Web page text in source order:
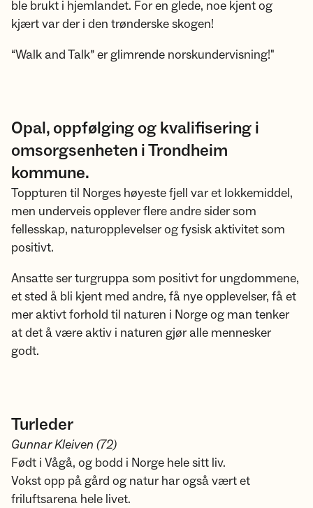
ble brukt i hjemlandet. For en glede, noe kjent og
kjært var der i den trønderske skogen!
“Walk and Talk” er glimrende norskundervisning!"
Opal, oppfølging og kvalifisering i
omsorgsenheten i Trondheim
kommune.
Toppturen til Norges høyeste fjell var et lokkemiddel,
men underveis opplever flere andre sider som
fellesskap, naturopplevelser og fysisk aktivitet som
positivt.
Ansatte ser turgruppa som positivt for ungdommene,
et sted å bli kjent med andre, få nye opplevelser, få et
mer aktivt forhold til naturen i Norge og man tenker
at det å være aktiv i naturen gjør alle mennesker
godt.
Turleder
Gunnar Kleiven (72)
Født i Vågå, og bodd i Norge hele sitt liv.
Vokst opp på gård og natur har også vært et
friluftsarena hele livet.